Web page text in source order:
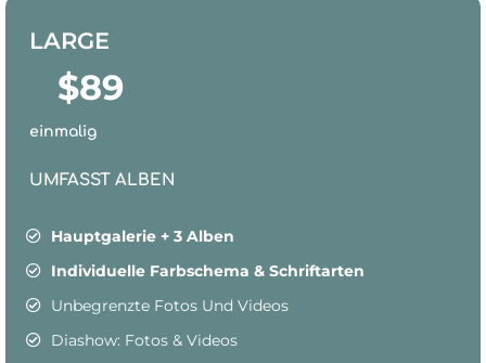
LARGE
$89
einmalig
UMFASST ALBEN
Hauptgalerie + 3 Alben
Individuelle Farbschema & Schriftarten
Unbegrenzte Fotos Und Videos
Diashow: Fotos & Videos